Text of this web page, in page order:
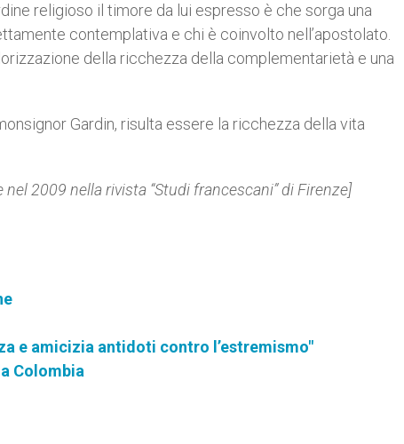
religioso il timore da lui espresso è che sorga una
contemplativa e chi è coinvolto nell’apostolato.
della ricchezza della complementarietà e una
Gardin, risulta essere la ricchezza della vita
2009 nella rivista “Studi francescani” di Firenze]
e amicizia antidoti contro l’estremismo"
Colombia